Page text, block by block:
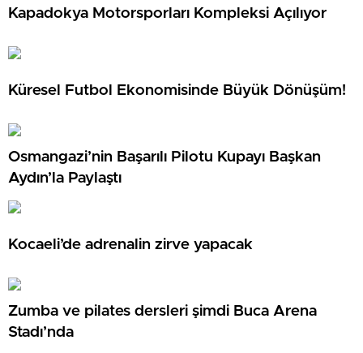
Kapadokya Motorsporları Kompleksi Açılıyor
Küresel Futbol Ekonomisinde Büyük Dönüşüm!
Osmangazi’nin Başarılı Pilotu Kupayı Başkan
Aydın’la Paylaştı
Kocaeli’de adrenalin zirve yapacak
Zumba ve pilates dersleri şimdi Buca Arena
Stadı’nda